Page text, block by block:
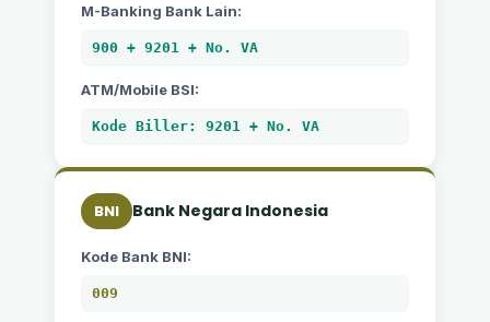
M-Banking Bank Lain:
900 + 9201 + No. VA
ATM/Mobile BSI:
Kode Biller: 9201 + No. VA
BNI Bank Negara Indonesia
Kode Bank BNI:
009